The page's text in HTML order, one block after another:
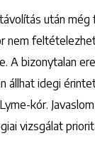
után még
nem
A bizonytalan
állhat idegi
kór.
vizsgálat